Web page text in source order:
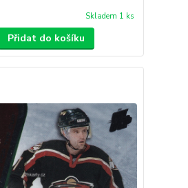
Skladem 1 ks
Přidat do košíku